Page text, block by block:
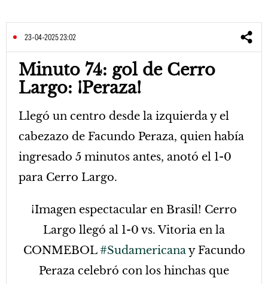
23-04-2025 23:02
Minuto 74: gol de Cerro
Largo: ¡Peraza!
Llegó un centro desde la izquierda y el
cabezazo de Facundo Peraza, quien había
ingresado 5 minutos antes, anotó el 1-0
para Cerro Largo.
¡Imagen espectacular en Brasil! Cerro
Largo llegó al 1-0 vs. Vitoria en la
CONMEBOL#Sudamericanay Facundo
Peraza celebró con los hinchas que